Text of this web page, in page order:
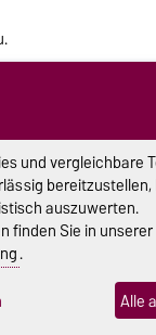
ändert. Man sagt
leider immer
Menschen
ja auch, weil es wird
Sie das?
es wäre schön,
und vergleichbare
auszuwerten.
finden Sie in unserer
.
Alle